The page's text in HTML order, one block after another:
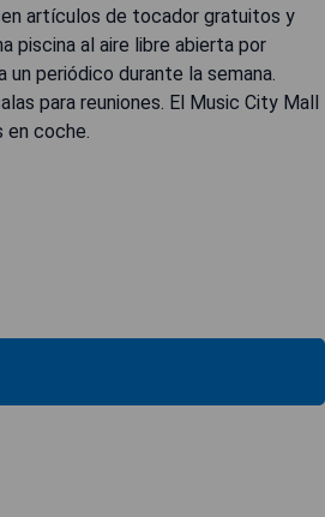
artículos de tocador gratuitos y
piscina al aire libre abierta por
periódico durante la semana.
para reuniones. El Music City Mall
en coche.